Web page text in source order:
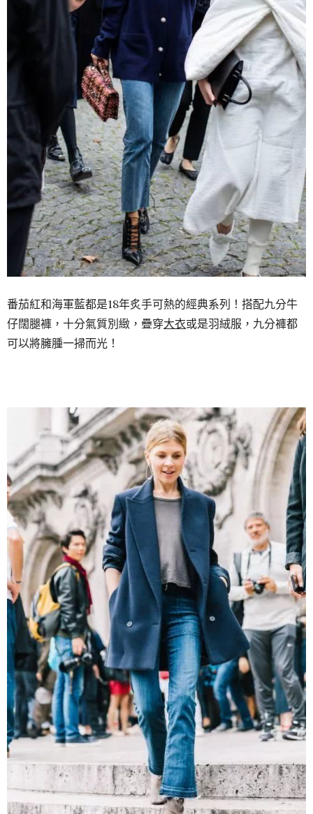
番茄紅和海軍藍都是18年炙手可熱的經典系列！搭配九分牛
仔闊腿褲，十分氣質別緻，疊穿大衣或是羽絨服，九分褲都
可以將臃腫一掃而光！